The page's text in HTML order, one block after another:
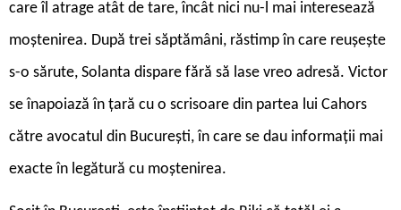
care îl atrage atât de tare, încât nici nu-l mai interesează
moștenirea. După trei săptămâni, răstimp în care reușește
s-o sărute, Solanta dispare fără să lase vreo adresă. Victor
se înapoiază în țară cu o scrisoare din partea lui Cahors
către avocatul din București, în care se dau informații mai
exacte în legătură cu moștenirea.